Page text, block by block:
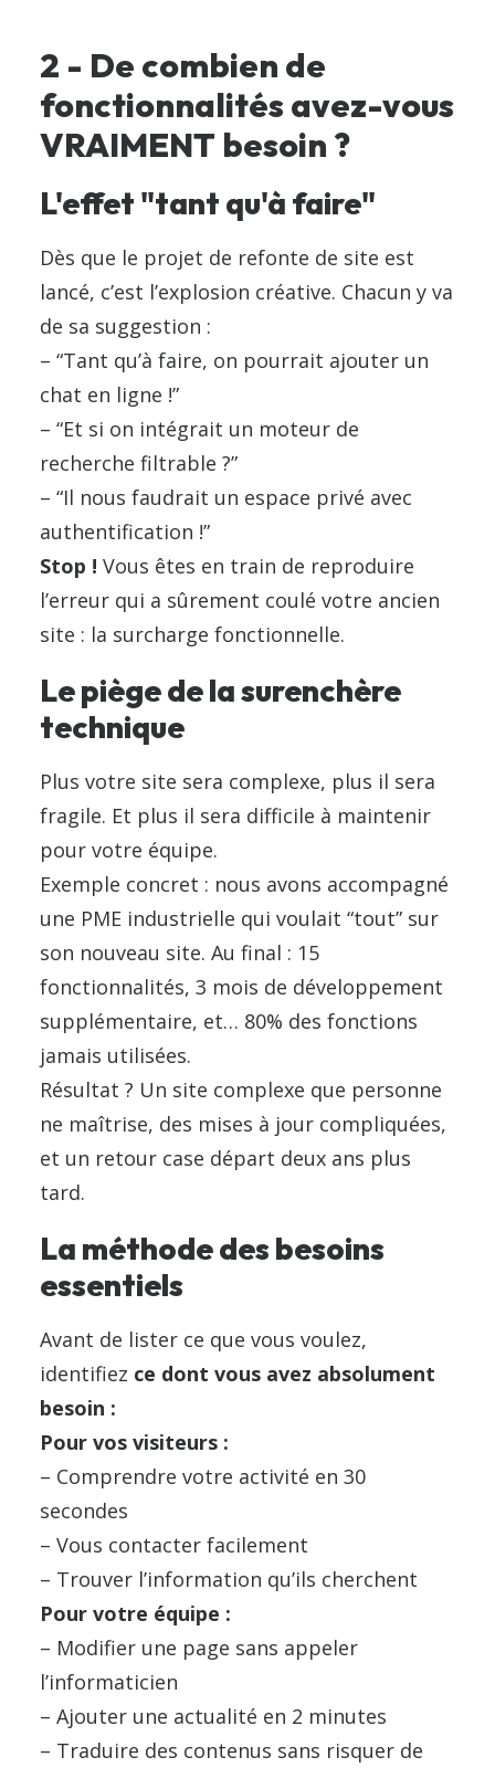
2 - De combien de
fonctionnalités avez-vous
VRAIMENT besoin ?
L'effet "tant qu'à faire"
Dès que le projet de refonte de site est
lancé, c’est l’explosion créative. Chacun y va
de sa suggestion :
– “Tant qu’à faire, on pourrait ajouter un
chat en ligne !”
– “Et si on intégrait un moteur de
recherche filtrable ?”
– “Il nous faudrait un espace privé avec
authentification !”
Stop ! Vous êtes en train de reproduire
l’erreur qui a sûrement coulé votre ancien
site : la surcharge fonctionnelle.
Le piège de la surenchère
technique
Plus votre site sera complexe, plus il sera
fragile. Et plus il sera difficile à maintenir
pour votre équipe.
Exemple concret : nous avons accompagné
une PME industrielle qui voulait “tout” sur
son nouveau site. Au final : 15
fonctionnalités, 3 mois de développement
supplémentaire, et… 80% des fonctions
jamais utilisées.
Résultat ? Un site complexe que personne
ne maîtrise, des mises à jour compliquées,
et un retour case départ deux ans plus
tard.
La méthode des besoins
essentiels
Avant de lister ce que vous voulez,
identifiez ce dont vous avez absolument
besoin :
Pour vos visiteurs :
– Comprendre votre activité en 30
secondes
– Vous contacter facilement
– Trouver l’information qu’ils cherchent
Pour votre équipe :
– Modifier une page sans appeler
l’informaticien
– Ajouter une actualité en 2 minutes
– Traduire des contenus sans risquer de